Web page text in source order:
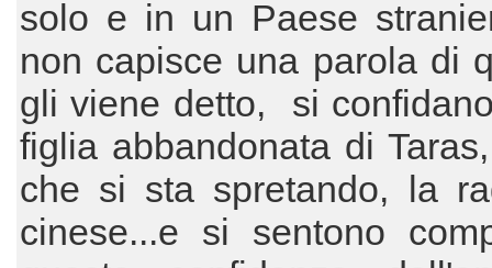
solo e in un Paese
non capisce una parola di
gli viene detto, si
figlia abbandonata di
che si sta spretando, la
cinese...e si sentono